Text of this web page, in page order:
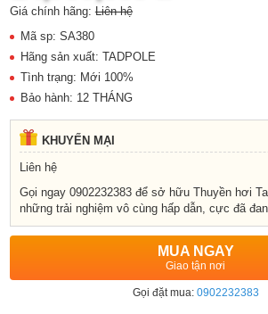
Giá chính hãng:Liên hệ
Mã sp: SA380
Hãng sản xuất: TADPOLE
Tình trạng: Mới 100%
Bảo hành: 12 THÁNG
KHUYẾN MẠI
Liên hệ
Gọi ngay 0902232383 để sở hữu Thuyền hơi
những trải nghiệm vô cùng hấp dẫn, cực đã
MUA NGAY
Giao tận nơi
Gọi đặt mua: 0902232383